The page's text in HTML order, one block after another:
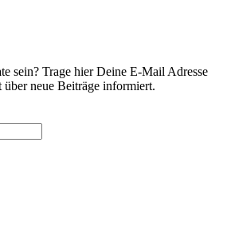
sein? Trage hier Deine E-Mail Adresse
neue Beiträge informiert.